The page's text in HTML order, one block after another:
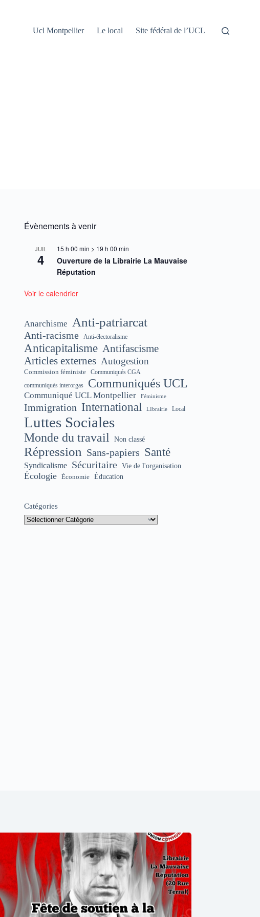
Ucl Montpellier Le local Site fédéral de l’UCL
Évènements à venir
JUIL
4
15 h 00 min > 19 h 00 min
Ouverture de la Librairie La Mauvaise
Réputation
Voir le calendrier
Anarchisme Anti-patriarcat
Anti-racisme Anti-électoralisme
Anticapitalisme Antifascisme
Articles externes Autogestion
Commission féministe Communiqués CGA
communiqués interorgas Communiqués UCL
Communiqué UCL Montpellier Féminisme
Immigration International LIbrairie Local
Luttes Sociales
Monde du travail Non classé
Répression Sans-papiers Santé
Syndicalisme Sécuritaire Vie de l'organisation
Écologie Économie Éducation
Catégories